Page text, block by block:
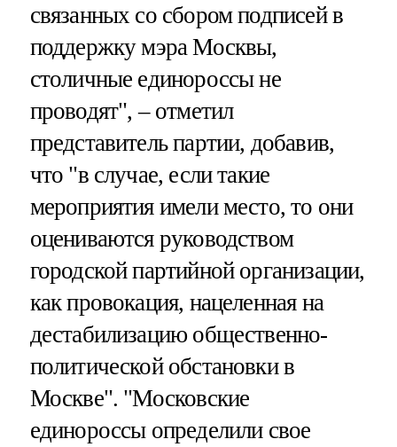
связанных со сбором подписей в
поддержку мэра Москвы,
столичные единороссы не
проводят", – отметил
представитель партии, добавив,
что "в случае, если такие
мероприятия имели место, то они
оцениваются руководством
городской партийной организации,
как провокация, нацеленная на
дестабилизацию общественно-
политической обстановки в
Москве". "Московские
единороссы определили свое